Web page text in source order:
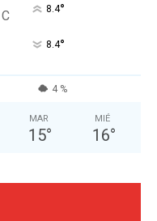
C 8.4°
8.4°
4 %
MAR
15°
MIÉ
16°